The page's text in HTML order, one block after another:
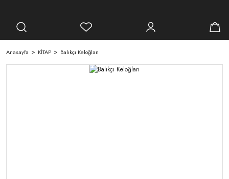
Anasayfa KİTAP Balıkçı Keloğlan